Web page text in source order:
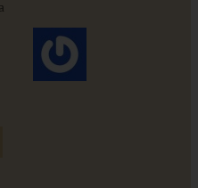
mit Apfel